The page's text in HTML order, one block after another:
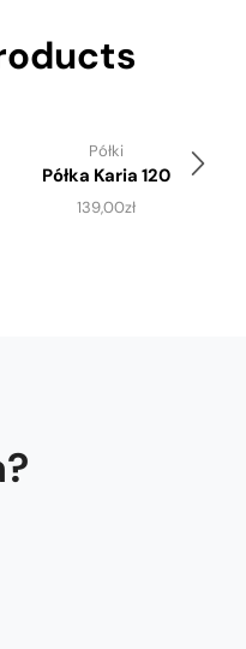
Półki
Półka Karia 120
139,00zł